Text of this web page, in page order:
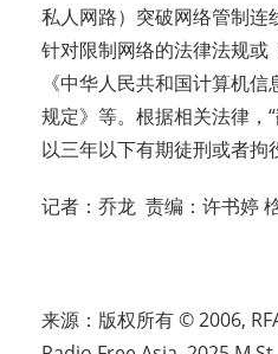
私人网路）突破网络管制连
针对限制网络的法律法规或
《中华人民共和国计算机
规定》等。根据相关法律，
以三年以下有期徒刑或者拘
记者：乔龙 责编：许书婷
来源：版权所有 © 2006,